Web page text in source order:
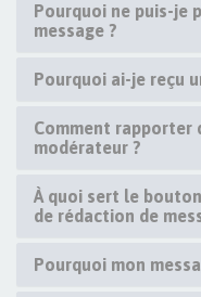
Pourquoi ne puis-je
message ?
Pourquoi ai-je reçu
Comment rapporter
modérateur ?
À quoi sert le
de rédaction de
Pourquoi mon